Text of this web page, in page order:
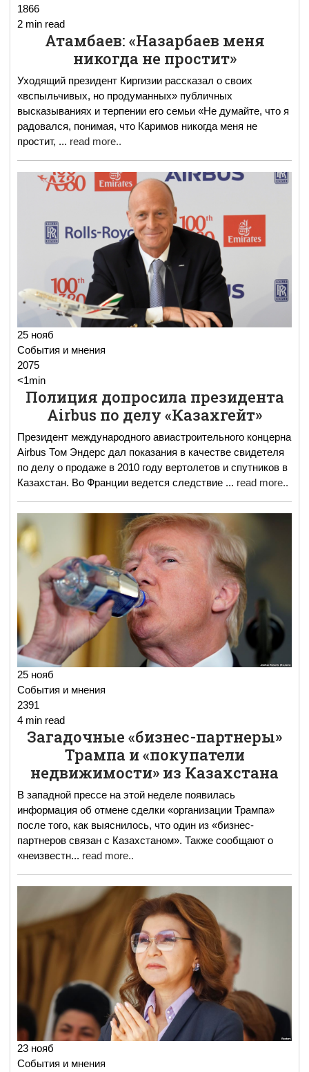
1866
2 min read
Атамбаев: «Назарбаев меня
никогда не простит»
Уходящий президент Киргизии рассказал о своих
«вспыльчивых, но продуманных» публичных
высказываниях и терпении его семьи «Не думайте, что я
радовался, понимая, что Каримов никогда меня не
простит, ... read more..
25 нояб
События и мнения
2075
<1min
Полиция допросила президента
Airbus по делу «Казахгейт»
Президент международного авиастроительного концерна
Airbus Том Эндерс дал показания в качестве свидетеля
по делу о продаже в 2010 году вертолетов и спутников в
Казахстан. Во Франции ведется следствие ... read more..
25 нояб
События и мнения
2391
4 min read
Загадочные «бизнес-партнеры»
Трампа и «покупатели
недвижимости» из Казахстана
В западной прессе на этой неделе появилась
информация об отмене сделки «организации Трампа»
после того, как выяснилось, что один из «бизнес-
партнеров связан с Казахстаном». Также сообщают о
«неизвестн... read more..
23 нояб
События и мнения